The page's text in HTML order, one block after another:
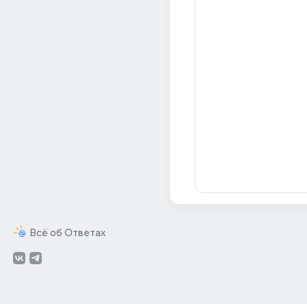
Всё об Ответах